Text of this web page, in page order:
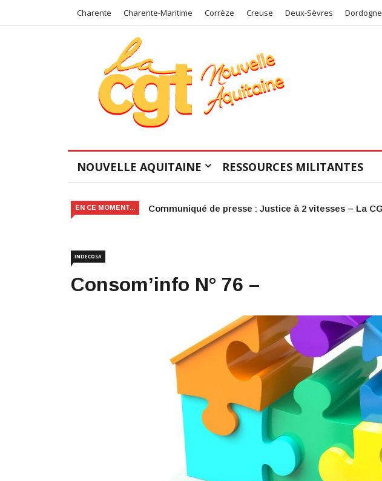
Charente Charente-Maritime Corrèze Creuse Deux-Sèvres Dordogne
NOUVELLE AQUITAINE RESSOURCES MILITANTES
EN CE MOMENT... Victoire judiciaire pour le COS de la CGT 47
INDECOSA
Consom’info N° 76 –